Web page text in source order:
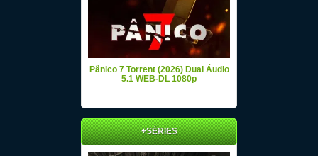
Pânico 7 Torrent (2026) Dual Áudio
5.1 WEB-DL 1080p
+SÉRIES